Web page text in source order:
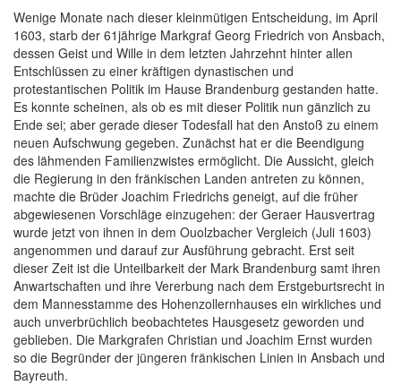
Wenige Monate nach dieser kleinmütigen Entscheidung, im April
1603, starb der 61jährige Markgraf Georg Friedrich von Ansbach,
dessen Geist und Wille in dem letzten Jahrzehnt hinter allen
Entschlüssen zu einer kräftigen dynastischen und
protestantischen Politik im Hause Brandenburg gestanden hatte.
Es konnte scheinen, als ob es mit dieser Politik nun gänzlich zu
Ende sei; aber gerade dieser Todesfall hat den Anstoß zu einem
neuen Aufschwung gegeben. Zunächst hat er die Beendigung
des lähmenden Familienzwistes ermöglicht. Die Aussicht, gleich
die Regierung in den fränkischen Landen antreten zu können,
machte die Brüder Joachim Friedrichs geneigt, auf die früher
abgewiesenen Vorschläge einzugehen: der Geraer Hausvertrag
wurde jetzt von ihnen in dem Ouolzbacher Vergleich (Juli 1603)
angenommen und darauf zur Ausführung gebracht. Erst seit
dieser Zeit ist die Unteilbarkeit der Mark Brandenburg samt ihren
Anwartschaften und ihre Vererbung nach dem Erstgeburtsrecht in
dem Mannesstamme des Hohenzollernhauses ein wirkliches und
auch unverbrüchlich beobachtetes Hausgesetz geworden und
geblieben. Die Markgrafen Christian und Joachim Ernst wurden
so die Begründer der jüngeren fränkischen Linien in Ansbach und
Bayreuth.